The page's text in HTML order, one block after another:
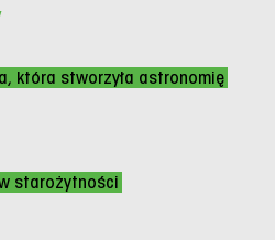
która stworzyła astronomię
starożytności